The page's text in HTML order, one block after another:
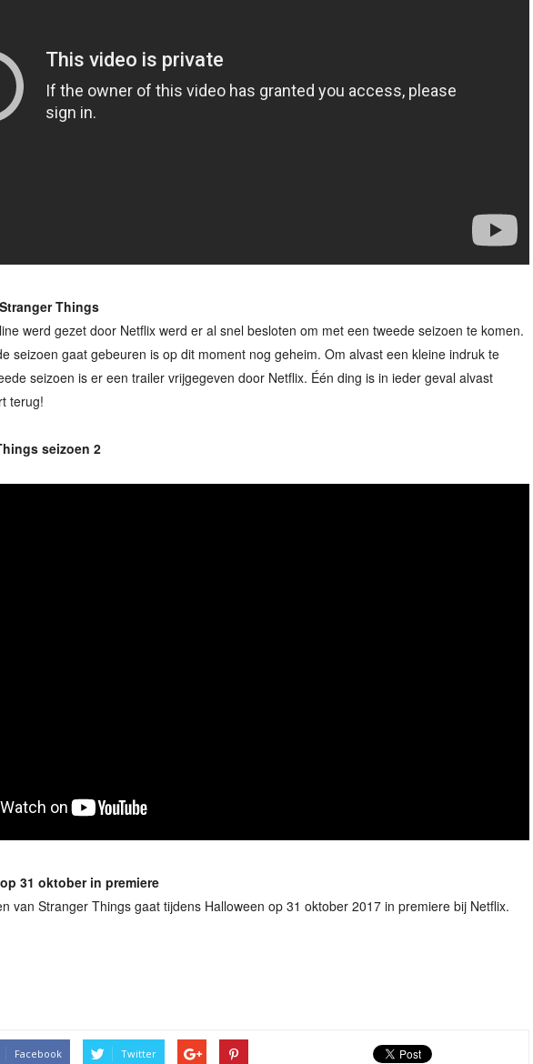
Things
werd gezet door Netflix werd er al snel besloten om met een tweede seizoen te komen.
seizoen gaat gebeuren is op dit moment nog geheim. Om alvast een kleine indruk te
seizoen is er een trailer vrijgegeven door Netflix. Één ding is in ieder geval alvast
terug!
seizoen 2
31 oktober in premiere
van Stranger Things gaat tijdens Halloween op 31 oktober 2017 in premiere bij Netflix.
Facebook Twitter